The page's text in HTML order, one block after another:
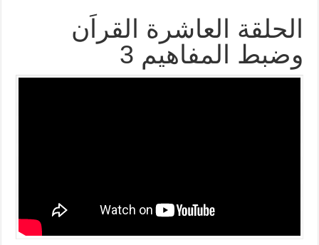
الحلقة العاشرة القراَن
وضبط المفاهيم 3